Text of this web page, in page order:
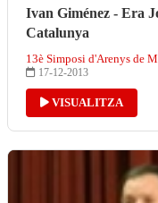
Ivan Giménez - Era
Catalunya
13è Simposi d'Arenys de
17-12-2013
VISUALITZA